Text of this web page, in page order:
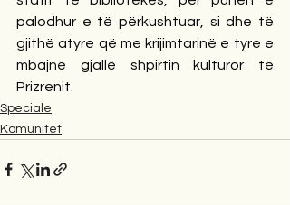
palodhur e të përkushtuar, si dhe të
gjithë atyre që me krijimtarinë e tyre e
mbajnë gjallë shpirtin kulturor të
Prizrenit.
Speciale
Komunitet